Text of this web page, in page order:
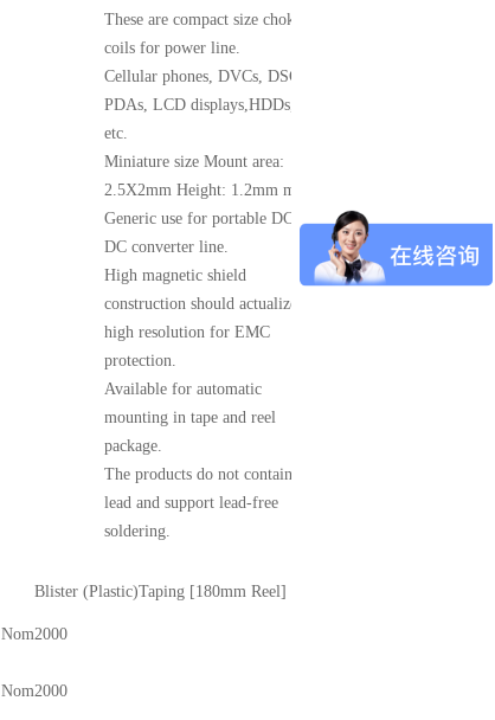
These are compact size choke
coils for power line.
Cellular phones, DVCs, DSCs,
PDAs, LCD displays,HDDs,
etc.
Miniature size Mount area:
2.5X2mm Height: 1.2mm max.
Generic use for portable DC to
DC converter line.
High magnetic shield
construction should actualize
high resolution for EMC
protection.
Available for automatic
mounting in tape and reel
package.
The products do not contain
lead and support lead-free
soldering.
Blister (Plastic)Taping [180mm Reel]
Nom2000
Nom2000